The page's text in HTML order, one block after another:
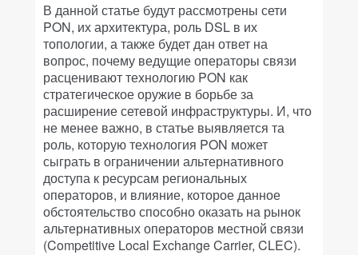
В данной статье будут рассмотрены сети
PON, их архитектура, роль DSL в их
топологии, а также будет дан ответ на
вопрос, почему ведущие операторы связи
расценивают технологию PON как
стратегическое оружие в борьбе за
расширение сетевой инфраструктуры. И, что
не менее важно, в статье выявляется та
роль, которую технология PON может
сыграть в ограничении альтернативного
доступа к ресурсам региональных
операторов, и влияние, которое данное
обстоятельство способно оказать на рынок
альтернативных операторов местной связи
(Competitive Local Exchange Carrier, CLEC).